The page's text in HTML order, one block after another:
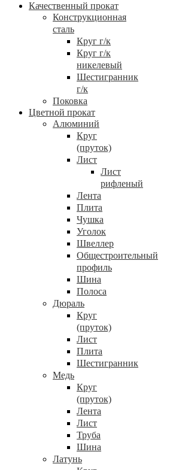
Качественный прокат
Конструкционная
сталь
Круг г/к
Круг г/к
никелевый
Шестигранник
г/к
Поковка
Цветной прокат
Алюминий
Круг
(пруток)
Лист
Лист
рифленый
Лента
Плита
Чушка
Уголок
Швеллер
Общестроительный
профиль
Шина
Полоса
Дюраль
Круг
(пруток)
Лист
Плита
Шестигранник
Медь
Круг
(пруток)
Лента
Лист
Труба
Шина
Латунь